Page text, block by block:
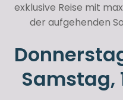
exklusive Reise mit
der aufgehenden
Samstag,